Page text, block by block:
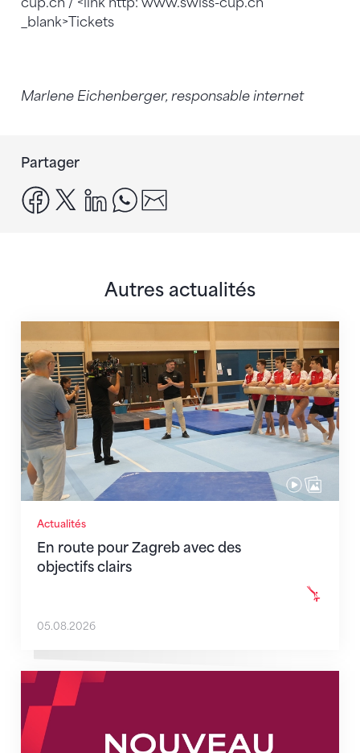
cup.ch / <link http: www.swiss-cup.ch
_blank>Tickets
Marlene Eichenberger, responsable internet
Partager
facebook
x linkedinwhatsapp
Autres actualités
Actualités
En route pour Zagreb avec des
objectifs clairs
En route pour Zagreb avec des objectifs clairs
05.08.2026
Nouveaux horaires du secrétariat dès le 1er août